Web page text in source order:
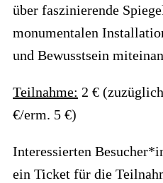
über faszinierende
monumentalen
und Bewusstsein
Teilnahme: 2 €
€/erm. 5 €)
Interessierten
ein Ticket für die